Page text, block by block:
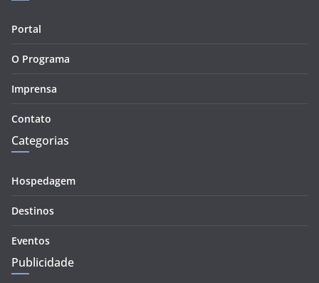
Portal
O Programa
Imprensa
Contato
Categorias
Hospedagem
Destinos
Eventos
Publicidade